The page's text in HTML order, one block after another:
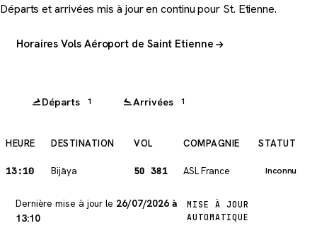
Départs et arrivées mis à jour en continu pour St. Etienne.
Horaires Vols Aéroport de Saint Etienne
Départs 1 Arrivées 1
HEURE DESTINATION VOL COMPAGNIE STATUT
13:10 Bijāya 5O 381 ASL France Inconnu
Dernière mise à jour le 26/07/2026 à
13:10
MISE À JOUR
AUTOMATIQUE